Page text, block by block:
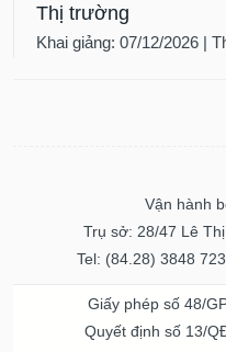
Thị trường
Khai giảng: 07/12/2026 |
Vận hành
Trụ sở: 28/47 Lê
Tel: (84.28) 3848
Giấy phép số 48/
Quyết định số 13/
TIỆN
ÍCH